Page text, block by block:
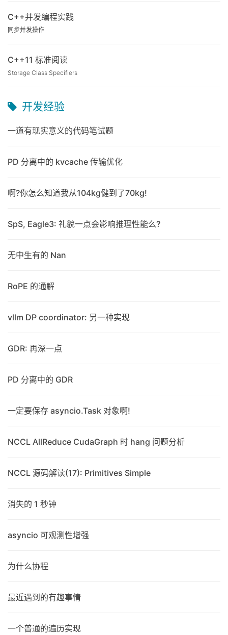
C++并发编程实践
同步并发操作
C++11 标准阅读
Storage Class Specifiers
开发经验
一道有现实意义的代码笔试题
PD 分离中的 kvcache 传输优化
啊?你怎么知道我从104kg健到了70kg!
SpS, Eagle3: 礼貌一点会影响推理性能么?
无中生有的 Nan
RoPE 的通解
vllm DP coordinator: 另一种实现
GDR: 再深一点
PD 分离中的 GDR
一定要保存 asyncio.Task 对象啊!
NCCL AllReduce CudaGraph 时 hang 问题分析
NCCL 源码解读(17): Primitives Simple
消失的 1 秒钟
asyncio 可观测性增强
为什么协程
最近遇到的有趣事情
一个普通的遍历实现